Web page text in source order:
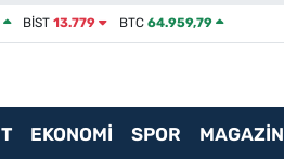
BİST13.779 BTC 64.959,79
EKONOMİ SPOR MAGAZİN